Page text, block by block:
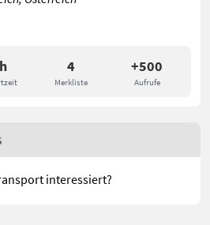
4
Merkliste
+500
Aufrufe
interessiert?